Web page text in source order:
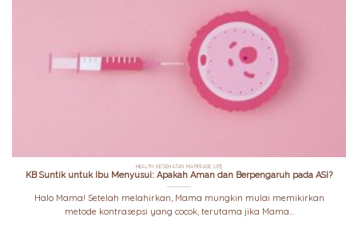
HEALTH KESEHATAN MARRIAGE LIFE
KB Suntik untuk Ibu Menyusui: Apakah Aman dan Berpengaruh pada ASI?
Halo Mama! Setelah melahirkan, Mama mungkin mulai memikirkan
metode kontrasepsi yang cocok, terutama jika Mama...